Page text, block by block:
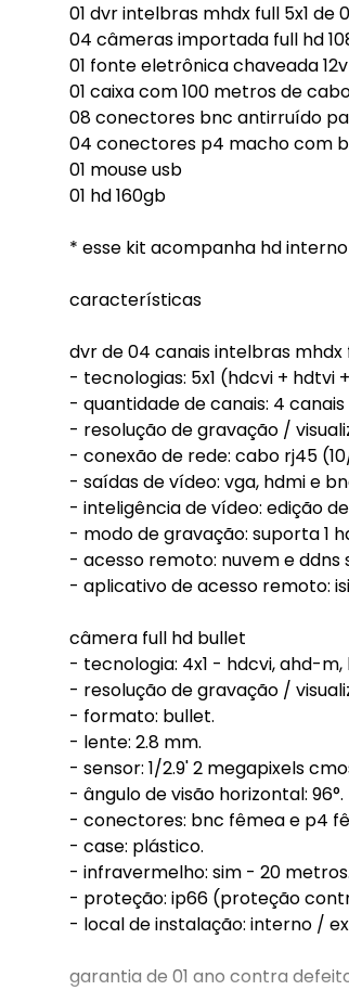
01 dvr intelbras mhdx full 5x1 de
04 câmeras importada full hd
01 fonte eletrônica chaveada
01 caixa com 100 metros de
08 conectores bnc antirruído
04 conectores p4 macho com
01 mouse usb
01 hd 160gb
* esse kit acompanha hd
características
dvr de 04 canais intelbras mhdx
- tecnologias: 5x1 (hdcvi + hdtvi
- quantidade de canais: 4
- resolução de gravação /
- conexão de rede: cabo rj45
- saídas de vídeo: vga, hdmi e
- inteligência de vídeo: edição
- modo de gravação: suporta 1
- acesso remoto: nuvem e ddns
- aplicativo de acesso remoto:
câmera full hd bullet
- tecnologia: 4x1 - hdcvi, ahd-m,
- resolução de gravação /
- formato: bullet.
- lente: 2.8 mm.
- sensor: 1/2.9' 2 megapixels
- ângulo de visão horizontal: 96°.
- conectores: bnc fêmea e p4
- case: plástico.
- infravermelho: sim - 20 metros.
- proteção: ip66 (proteção
- local de instalação: interno /
garantia de 01 ano contra